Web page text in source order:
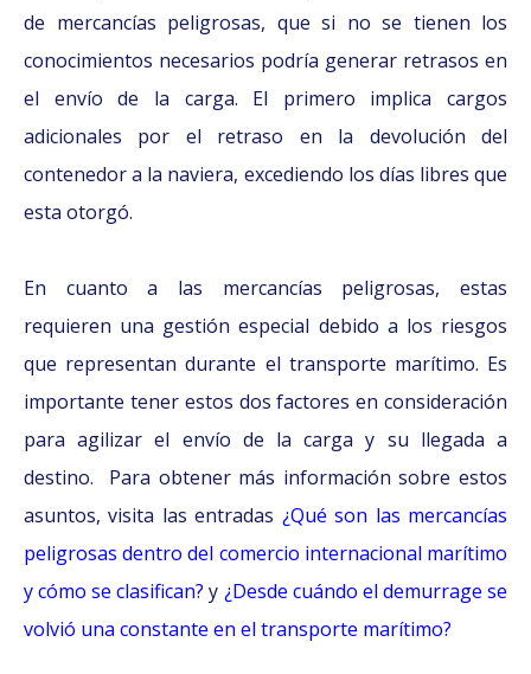
de mercancías peligrosas, que si no se tienen los
conocimientos necesarios podría generar retrasos en
el envío de la carga. El primero implica cargos
adicionales por el retraso en la devolución del
contenedor a la naviera, excediendo los días libres que
esta otorgó.
En cuanto a las mercancías peligrosas, estas
requieren una gestión especial debido a los riesgos
que representan durante el transporte marítimo. Es
importante tener estos dos factores en consideración
para agilizar el envío de la carga y su llegada a
destino. Para obtener más información sobre estos
asuntos, visita las entradas ¿Qué son las mercancías
peligrosas dentro del comercio internacional marítimo
y cómo se clasifican? y ¿Desde cuándo el demurrage se
volvió una constante en el transporte marítimo?